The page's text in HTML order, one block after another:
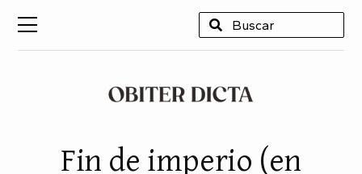
Fin de imperio (en